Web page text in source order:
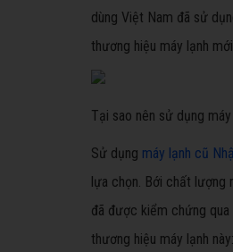
dùng Việt Nam đã sử
thương hiệu máy lạnh
Tại sao nên sử dụng
Sử dụng máy lạnh cũ
lựa chọn. Bới chất lượng
đã được kiểm chứng qua
thương hiệu máy lạnh này: